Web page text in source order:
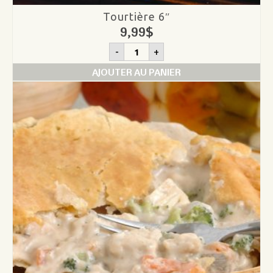
Tourtière 6″
9,99$
- quantité
de
Tourtière
6"
+
AJOUTER AU PANIER